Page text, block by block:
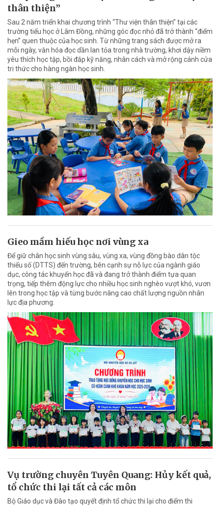
thân thiện”
Sau 2 năm triển khai chương trình “Thư viện thân thiện” tại các
trường tiểu học ở Lâm Đồng, những góc đọc nhỏ đã trở thành “điểm
hẹn” quen thuộc của học sinh. Từ những trang sách được mở ra
mỗi ngày, văn hóa đọc dần lan tỏa trong nhà trường, khơi dậy niềm
yêu thích học tập, bồi đắp kỹ năng, nhân cách và mở rộng cánh cửa
tri thức cho hàng ngàn học sinh.
Gieo mầm hiếu học nơi vùng xa
Để giữ chân học sinh vùng sâu, vùng xa, vùng đồng bào dân tộc
thiểu số (DTTS) đến trường, bên cạnh sự nỗ lực của ngành giáo
dục, công tác khuyến học đã và đang trở thành điểm tựa quan
trọng, tiếp thêm động lực cho nhiều học sinh nghèo vượt khó, vươn
lên trong học tập và từng bước nâng cao chất lượng nguồn nhân
lực địa phương.
Vụ trường chuyên Tuyên Quang: Hủy kết quả,
tổ chức thi lại tất cả các môn
Bộ Giáo dục và Đào tạo quyết định tổ chức thi lại cho điểm thi